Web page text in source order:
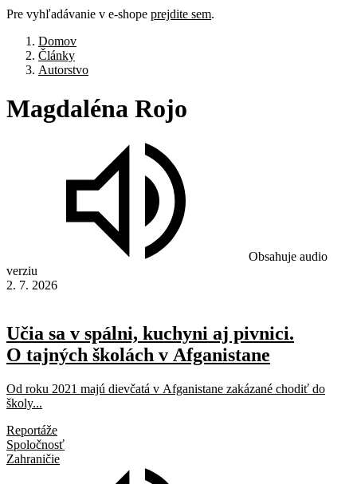
Pre vyhľadávanie v e-shope prejdite sem.
Domov
Články
Autorstvo
Magdaléna Rojo
Obsahuje audio
verziu
2. 7. 2026
Učia sa v spálni, kuchyni aj pivnici.
O tajných školách v Afganistane
Od roku 2021 majú dievčatá v Afganistane zakázané chodiť do
školy...
Reportáže
Spoločnosť
Zahraničie